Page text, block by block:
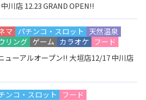
川店 12.23 GRAND OPEN!!
マ パチンコ・スロット
天然温泉
リング ゲーム カラオケ
フード
ューアルオープン!! 大垣店12/17 中川店
ンコ・スロット
フード